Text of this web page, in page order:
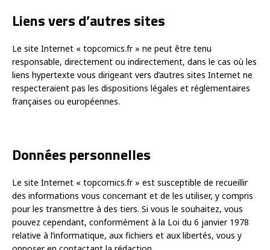
Liens vers d’autres sites
Le site Internet « topcomics.fr » ne peut être tenu
responsable, directement ou indirectement, dans le cas où les
liens hypertexte vous dirigeant vers d’autres sites Internet ne
respecteraient pas les dispositions légales et réglementaires
françaises ou européennes.
Données personnelles
Le site Internet « topcomics.fr » est susceptible de recueillir
des informations vous concernant et de les utiliser, y compris
pour les transmettre à des tiers. Si vous le souhaitez, vous
pouvez cependant, conformément à la Loi du 6 janvier 1978
relative à l’informatique, aux fichiers et aux libertés, vous y